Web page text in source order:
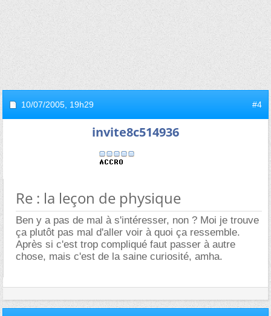
10/07/2005, 19h29 #4
invite8c514936
Re : la leçon de physique
Ben y a pas de mal à s'intéresser, non ? Moi je trouve
ça plutôt pas mal d'aller voir à quoi ça ressemble.
Après si c'est trop compliqué faut passer à autre
chose, mais c'est de la saine curiosité, amha.